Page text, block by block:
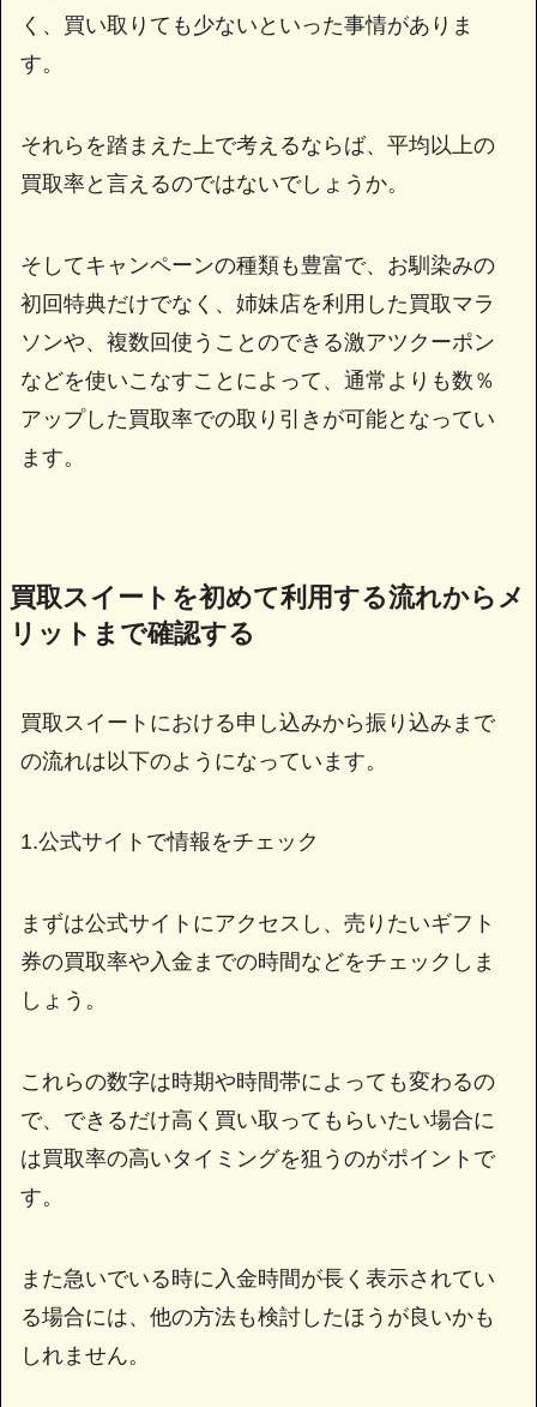
く、買い取りても少ないといった事情がありま
す。
それらを踏まえた上で考えるならば、平均以上の
買取率と言えるのではないでしょうか。
そしてキャンペーンの種類も豊富で、お馴染みの
初回特典だけでなく、姉妹店を利用した買取マラ
ソンや、複数回使うことのできる激アツクーポン
などを使いこなすことによって、通常よりも数％
アップした買取率での取り引きが可能となってい
ます。
買取スイートを初めて利用する流れからメ
リットまで確認する
買取スイートにおける申し込みから振り込みまで
の流れは以下のようになっています。
1.公式サイトで情報をチェック
まずは公式サイトにアクセスし、売りたいギフト
券の買取率や入金までの時間などをチェックしま
しょう。
これらの数字は時期や時間帯によっても変わるの
で、できるだけ高く買い取ってもらいたい場合に
は買取率の高いタイミングを狙うのがポイントで
す。
また急いでいる時に入金時間が長く表示されてい
る場合には、他の方法も検討したほうが良いかも
しれません。